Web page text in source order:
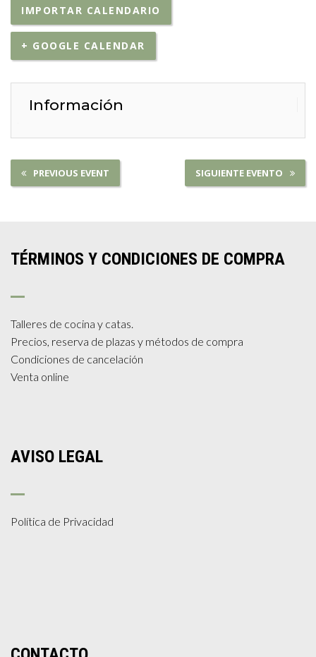
IMPORTAR CALENDARIO
+ GOOGLE CALENDAR
Información
PREVIOUS EVENT SIGUIENTE EVENTO
TÉRMINOS Y CONDICIONES DE COMPRA
Talleres de cocina y catas.
Precios, reserva de plazas y métodos de compra
Condiciones de cancelación
Venta online
AVISO LEGAL
Política de Privacidad